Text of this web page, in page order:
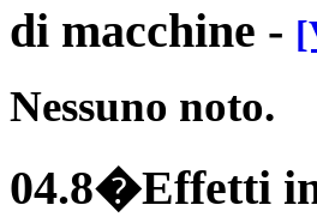
di macchine -
Nessuno noto.
04.8�Effetti